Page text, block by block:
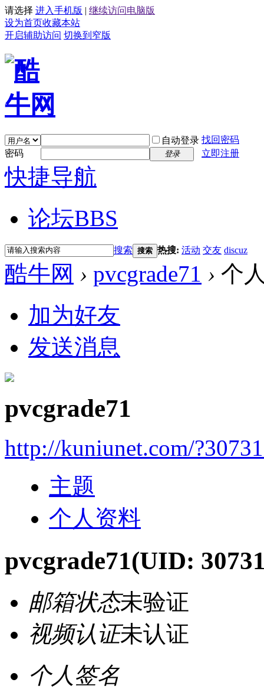
请选择 进入手机版 | 继续访问电脑版
设为首页收藏本站
开启辅助访问 切换到窄版
自动登录 找回密码
密码
登录 立即注册
快捷导航
论坛BBS
搜索 搜索 热搜: 活动 交友 discuz
酷牛网 › pvcgrade71 › 个
加为好友
发送消息
pvcgrade71
http://kuniunet.com/
主题
个人资料
pvcgrade71(UID:
邮箱状态未验证
视频认证未认证
个人签名